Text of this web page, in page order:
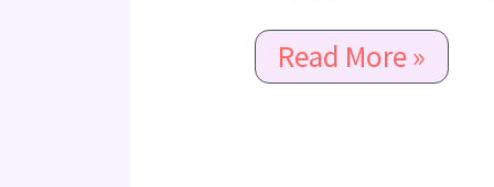
先
覺
Read More »